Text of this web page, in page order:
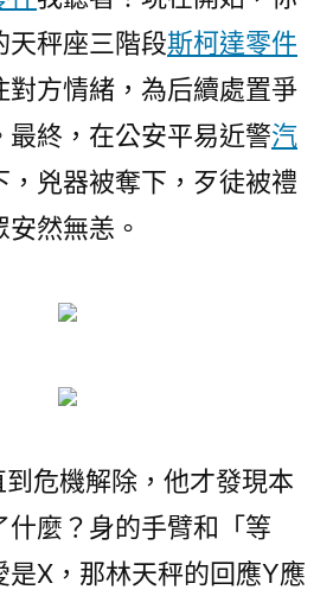
天秤座三階段斯柯達零件
方情緒，為后續處置爭
最終，在公安平易近警汽
，兇器被奪下，歹徒被禮
然無恙。
到危機解除，他才發現本
什麼？身的手臂和「等
是X，那林天秤的回應Y應